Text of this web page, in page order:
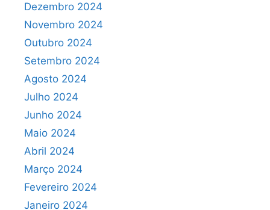
Dezembro 2024
Novembro 2024
Outubro 2024
Setembro 2024
Agosto 2024
Julho 2024
Junho 2024
Maio 2024
Abril 2024
Março 2024
Fevereiro 2024
Janeiro 2024